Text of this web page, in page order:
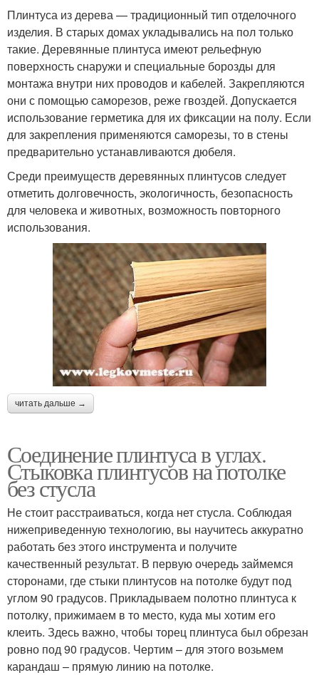
Плинтуса из дерева — традиционный тип отделочного
изделия. В старых домах укладывались на пол только
такие. Деревянные плинтуса имеют рельефную
поверхность снаружи и специальные борозды для
монтажа внутри них проводов и кабелей. Закрепляются
они с помощью саморезов, реже гвоздей. Допускается
использование герметика для их фиксации на полу. Если
для закрепления применяются саморезы, то в стены
предварительно устанавливаются дюбеля.
Среди преимуществ деревянных плинтусов следует
отметить долговечность, экологичность, безопасность
для человека и животных, возможность повторного
использования.
читать дальше →
Соединение плинтуса в углах.
Стыковка плинтусов на потолке
без стусла
Не стоит расстраиваться, когда нет стусла. Соблюдая
нижеприведенную технологию, вы научитесь аккуратно
работать без этого инструмента и получите
качественный результат. В первую очередь займемся
сторонами, где стыки плинтусов на потолке будут под
углом 90 градусов. Прикладываем полотно плинтуса к
потолку, прижимаем в то место, куда мы хотим его
клеить. Здесь важно, чтобы торец плинтуса был обрезан
ровно под 90 градусов. Чертим – для этого возьмем
карандаш – прямую линию на потолке.